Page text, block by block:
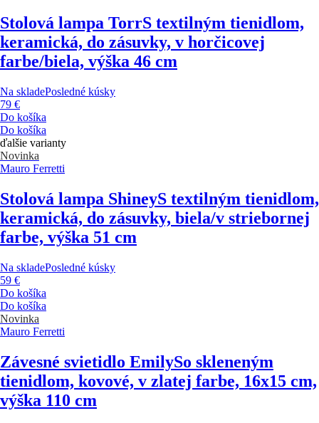
Stolová lampa TorrS textilným tienidlom,
keramická, do zásuvky, v horčicovej
farbe/biela, výška 46 cm
Na skladePosledné kúsky
79 €
Do košíka
Do košíka
ďalšie varianty
Novinka
Mauro Ferretti
Stolová lampa ShineyS textilným tienidlom,
keramická, do zásuvky, biela/v striebornej
farbe, výška 51 cm
Na skladePosledné kúsky
59 €
Do košíka
Do košíka
Novinka
Mauro Ferretti
Závesné svietidlo EmilySo skleneným
tienidlom, kovové, v zlatej farbe, 16x15 cm,
výška 110 cm